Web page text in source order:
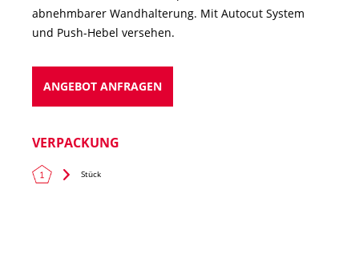
abnehmbarer Wandhalterung. Mit Autocut System
und Push-Hebel versehen.
ANGEBOT ANFRAGEN
VERPACKUNG
Stück